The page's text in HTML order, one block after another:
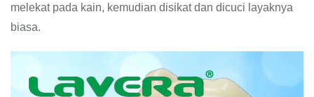
melekat pada kain, kemudian disikat dan dicuci layaknya
biasa.